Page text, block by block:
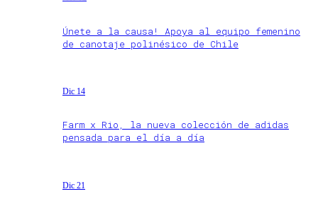
Únete a la causa! Apoya al equipo femenino
de canotaje polinésico de Chile
Dic 14
Farm x Rio, la nueva colección de adidas
pensada para el día a día
Dic 21